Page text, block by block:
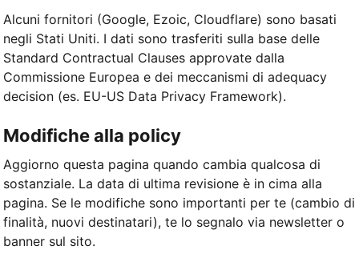
Alcuni fornitori (Google, Ezoic, Cloudflare) sono basati
negli Stati Uniti. I dati sono trasferiti sulla base delle
Standard Contractual Clauses approvate dalla
Commissione Europea e dei meccanismi di adequacy
decision (es. EU-US Data Privacy Framework).
Modifiche alla policy
Aggiorno questa pagina quando cambia qualcosa di
sostanziale. La data di ultima revisione è in cima alla
pagina. Se le modifiche sono importanti per te (cambio di
finalità, nuovi destinatari), te lo segnalo via newsletter o
banner sul sito.